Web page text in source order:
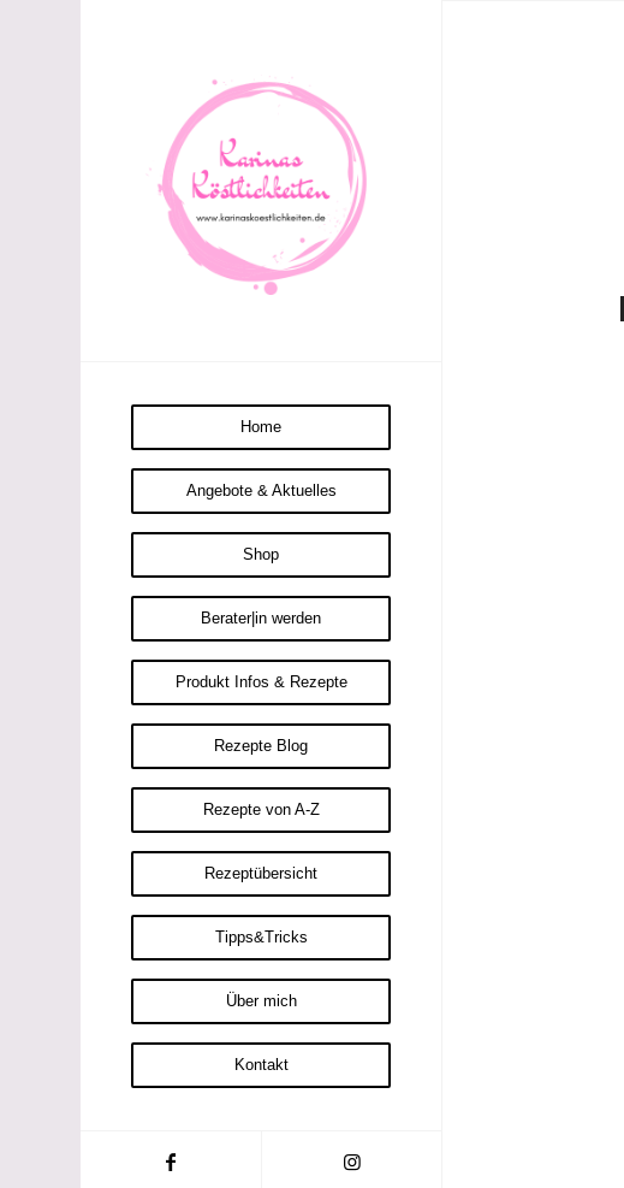
Home
Angebote & Aktuelles
Shop
Berater|in werden
Produkt Infos & Rezepte
Rezepte Blog
Rezepte von A-Z
Rezeptübersicht
Tipps&Tricks
Über mich
Kontakt